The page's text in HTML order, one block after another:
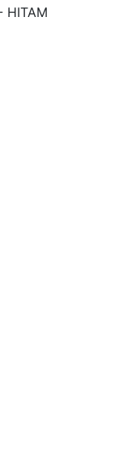
HITAM